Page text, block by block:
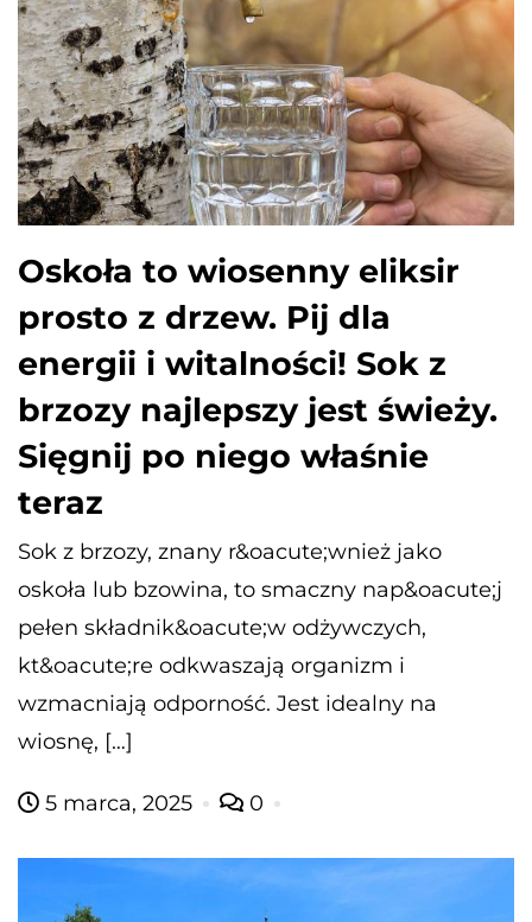
Oskoła to wiosenny eliksir
prosto z drzew. Pij dla
energii i witalności! Sok z
brzozy najlepszy jest świeży.
Sięgnij po niego właśnie
teraz
Sok z brzozy, znany r&oacute;wnież jako
oskoła lub bzowina, to smaczny nap&oacute;j
pełen składnik&oacute;w odżywczych,
kt&oacute;re odkwaszają organizm i
wzmacniają odporność. Jest idealny na
wiosnę, […]
5 marca, 2025 0